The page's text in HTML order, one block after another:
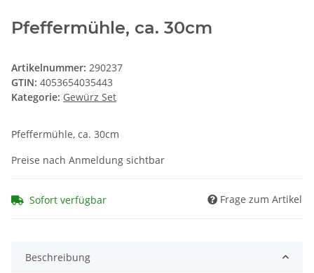
Pfeffermühle, ca. 30cm
Artikelnummer: 290237
GTIN: 4053654035443
Kategorie: Gewürz Set
Pfeffermühle, ca. 30cm
Preise nach Anmeldung sichtbar
Sofort verfügbar Frage zum Artikel
Beschreibung